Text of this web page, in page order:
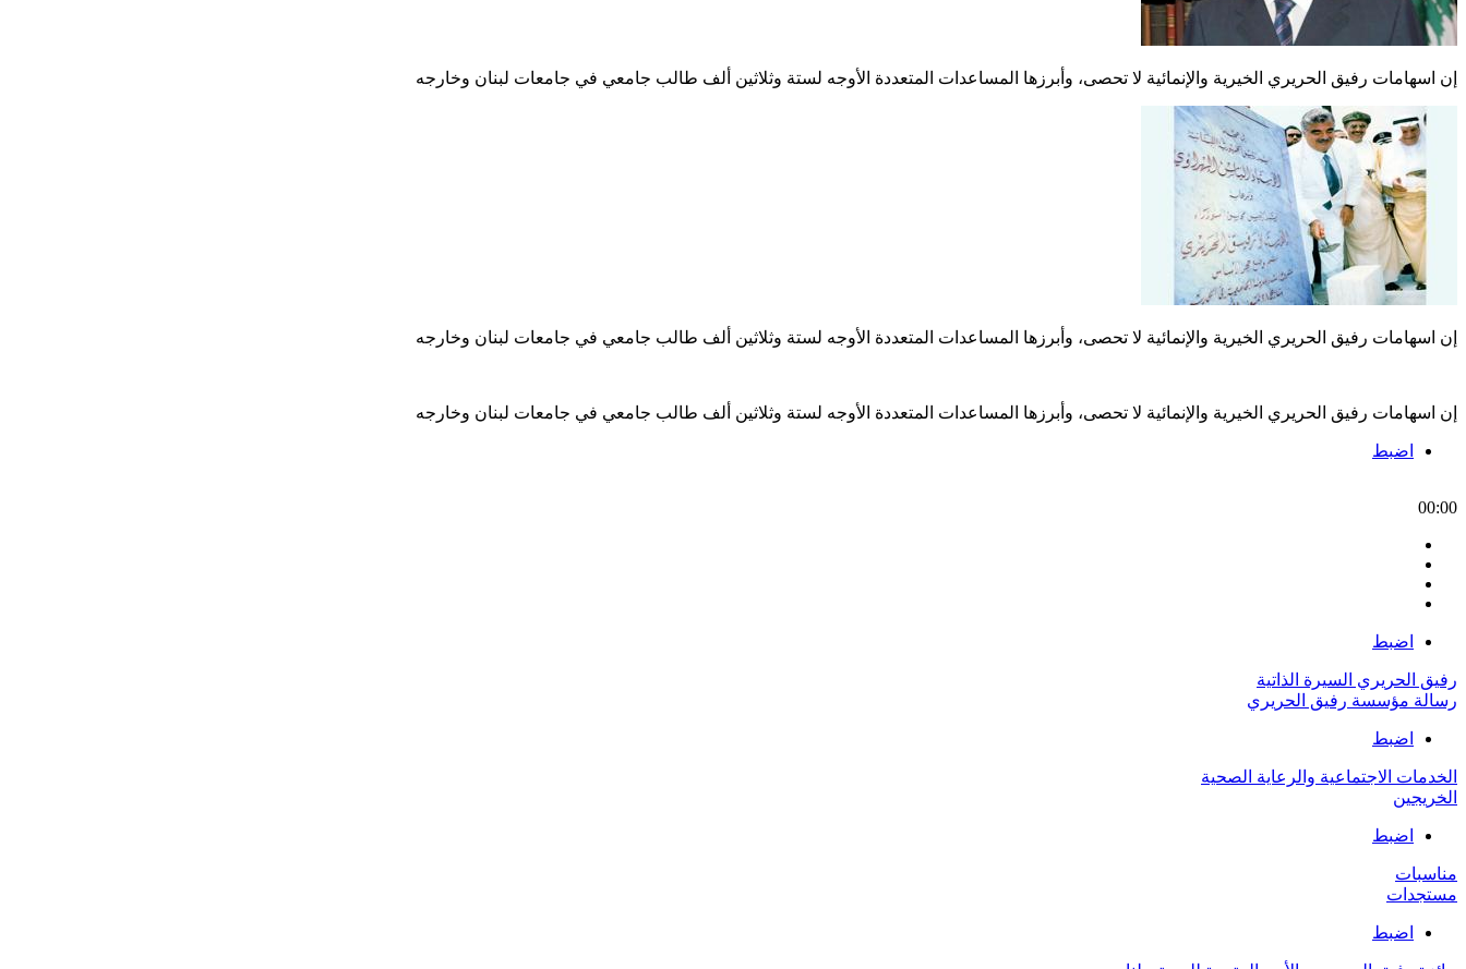
إن اسهامات رفيق الحريري الخيرية والإنمائية لا تحصى، وأبرزها المساعدات المتعددة الأوجه لستة وثلاثين ألف طالب جامعي في جامعات لبنان وخارجه
إن اسهامات رفيق الحريري الخيرية والإنمائية لا تحصى، وأبرزها المساعدات المتعددة الأوجه لستة وثلاثين ألف طالب جامعي في جامعات لبنان وخارجه
إن اسهامات رفيق الحريري الخيرية والإنمائية لا تحصى، وأبرزها المساعدات المتعددة الأوجه لستة وثلاثين ألف طالب جامعي في جامعات لبنان وخارجه
اضبط
00:00
اضبط
رفيق الحريري السيرة الذاتية
رسالة مؤسسة رفيق الحريري
اضبط
الخدمات الاجتماعية والرعاية الصحية
الخريجين
اضبط
مناسبات
مستجدات
اضبط